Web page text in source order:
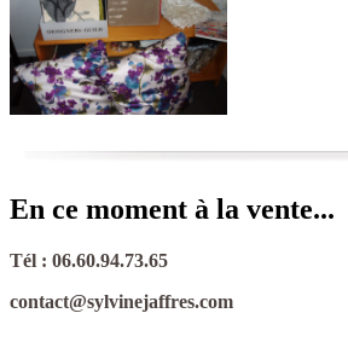
En ce moment à la vente...
Tél : 06.60.94.73.65
contact@sylvinejaffres.com